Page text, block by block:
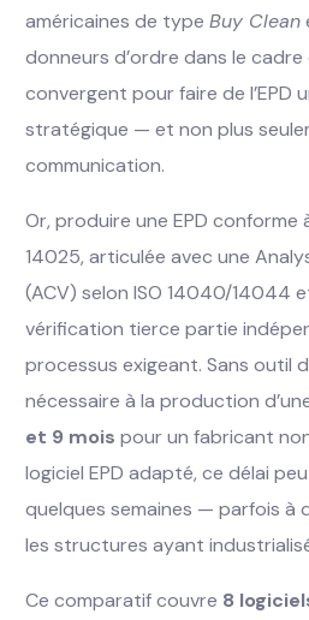
américaines de typeBuy Clean
donneurs d’ordre dans le
convergent pour faire de l’EPD
stratégique — et non plus
communication.
Or, produire une EPD conforme
14025, articulée avec une
(ACV) selon ISO 14040/14044
vérification tierce partie
processus exigeant. Sans outil
nécessaire à la production
et 9 mois pour un fabricant
logiciel EPD adapté, ce délai
quelques semaines — parfois à
les structures ayant
Ce comparatif couvre 8